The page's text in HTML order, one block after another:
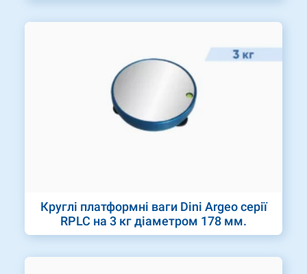
Круглі платформні ваги Dini Argeo серії
RPLC на 3 кг діаметром 178 мм.